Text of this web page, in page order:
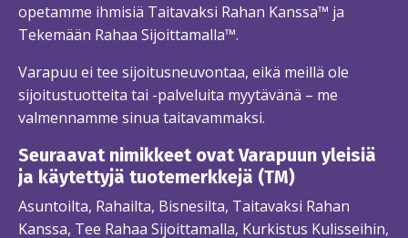
opetamme ihmisiä Taitavaksi Rahan Kanssa™ ja
Tekemään Rahaa Sijoittamalla™.
Varapuu ei tee sijoitusneuvontaa, eikä meillä ole
sijoitustuotteita tai -palveluita myytävänä – me
valmennamme sinua taitavammaksi.
Seuraavat nimikkeet ovat Varapuun yleisiä
ja käytettyjä tuotemerkkejä (TM)
Asuntoilta, Rahailta, Bisnesilta, Taitavaksi Rahan
Kanssa, Tee Rahaa Sijoittamalla, Kurkistus Kulisseihin,